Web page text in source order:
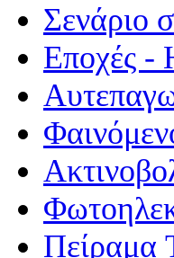
Σενάριο
Εποχές
Πείραμα